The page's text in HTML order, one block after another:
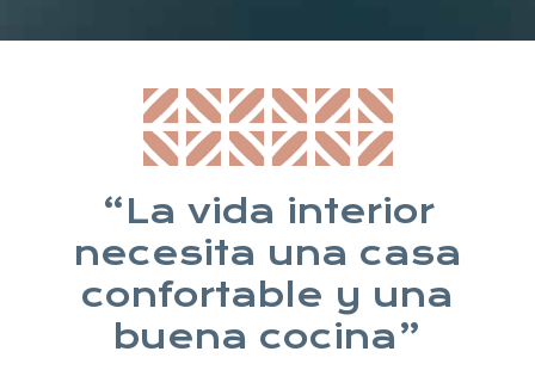
“La vida interior
necesita una casa
confortable y una
buena cocina”